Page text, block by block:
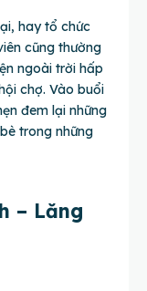
hay tổ chức
cũng thường
ngoài trời hấp
chợ. Vào buổi
đem lại những
trong những
– Lăng